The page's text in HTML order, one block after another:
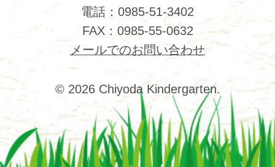
電話：0985-51-3402
FAX：0985-55-0632
メールでのお問い合わせ
© 2026 Chiyoda Kindergarten.